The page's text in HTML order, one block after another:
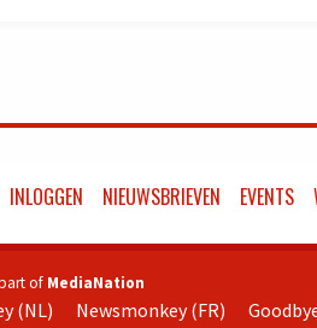
INLOGGEN NIEUWSBRIEVEN EVENTS
of MediaNation
(NL) Newsmonkey (FR)